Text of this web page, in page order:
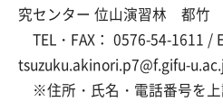
究センター 位山演習林 都竹
TEL・FAX： 0576-54-1611 /
tsuzuku.akinori.p7@f.gifu-
※住所・氏名・電話番号を上